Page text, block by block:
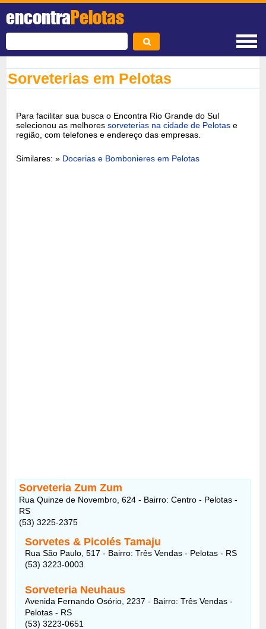
encontraPelotas
Sorveterias em Pelotas
Para facilitar sua busca o Encontra Rio Grande do Sul
selecionou as melhoressorveterias na cidade de Pelotas e
região, com telefones e endereço das empresas.
Similares: » Docerias e Bombonieres em Pelotas
Sorveteria Zum Zum
Rua Quinze de Novembro, 624 - Bairro: Centro - Pelotas -
RS
(53) 3225-2375
Sorvetes & Picolés Tamaju
Rua São Paulo, 517 - Bairro: Três Vendas - Pelotas - RS
(53) 3223-0003
Sorveteria Neuhaus
Avenida Fernando Osório, 2237 - Bairro: Três Vendas -
Pelotas - RS
(53) 3223-0651